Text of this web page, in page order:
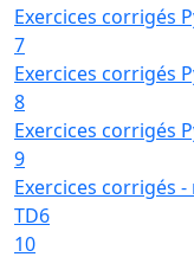
Exercices corrigés
7
Exercices corrigés
8
Exercices corrigés
9
Exercices corrigés
TD6
10